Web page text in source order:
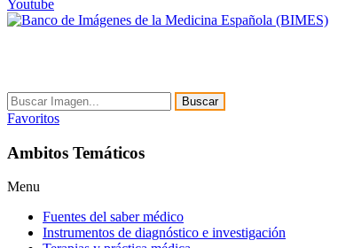
Youtube
Buscar
Favoritos
Ambitos Temáticos
Menu
Fuentes del saber médico
Instrumentos de diagnóstico e investigación